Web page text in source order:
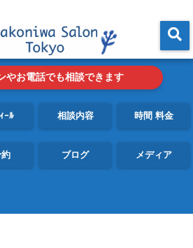
やお電話でも相談できます
ｰﾙ 相談内容 時間 料金
約 ブログ メディア